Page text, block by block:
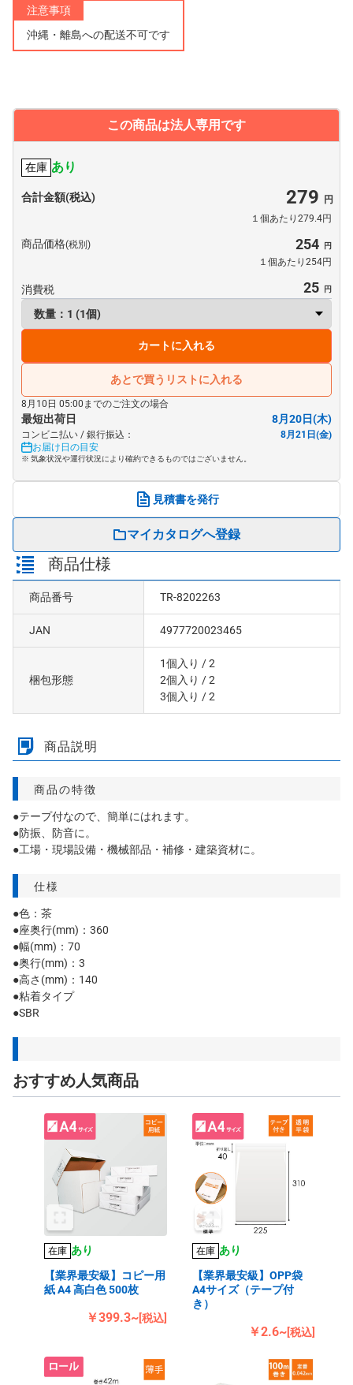
注意事項
沖縄・離島への配送不可です
この商品は法人専用です
在庫 あり
合計金額(税込) 279
１個あたり279.4円
商品価格(税別) 254
１個あたり254円
消費税 25
カートに入れる
あとで買うリストに入れる
8月10日 05:00までのご注文の場合
最短出荷日 8月20日(木)
コンビニ払い / 銀行振込：
8月21日(金)
お届け日の目安
※ 気象状況や運行状況により確約できるものではございません。
見積書を発行
マイカタログへ登録
商品仕様
商品番号 TR-8202263
JAN 4977720023465
梱包形態
1個入り / 2
2個入り / 2
3個入り / 2
商品説明
商品の特徴
●テープ付なので、簡単にはれます。
●防振、防音に。
●工場・現場設備・機械部品・補修・建築資材に。
仕様
●色：茶
●座奥行(mm)：360
●幅(mm)：70
●奥行(mm)：3
●高さ(mm)：140
●粘着タイプ
●SBR
おすすめ人気商品
在庫 あり
【業界最安級】コピー用
紙 A4 高白色 500枚
￥399.3~[税込]
在庫 あり
【業界最安級】OPP袋
A4サイズ（テープ付
き）
￥2.6~[税込]